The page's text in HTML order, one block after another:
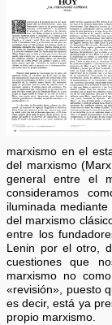
marxismo en el
del marxismo
general entre el
consideramos
iluminada
del marxismo
entre los
Lenin por el otro,
cuestiones que
marxismo no
«revisión», puesto
es decir, está ya
propio marxismo.